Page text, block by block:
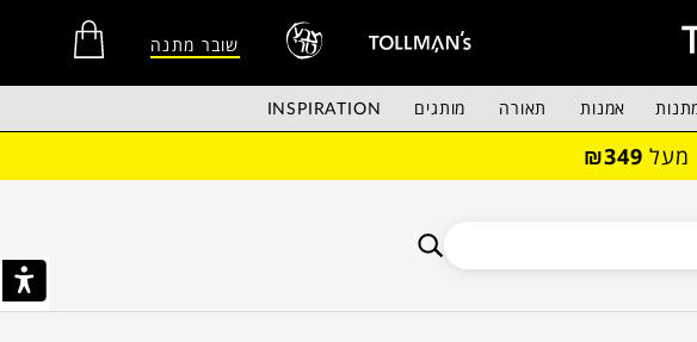
שובר מתנה
אמנות תאורה מותגים INSPIRATION
מעל ₪349